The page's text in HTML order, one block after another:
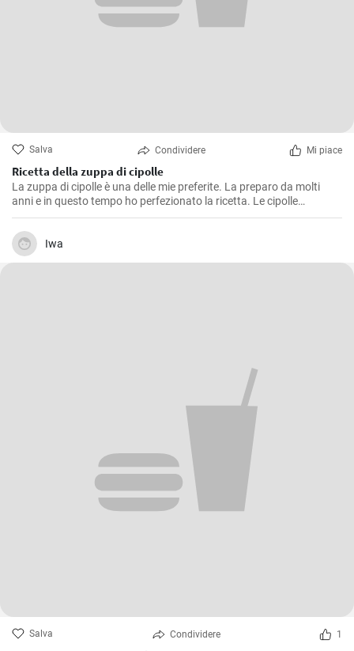
Salva Condividere Mi piace
Ricetta della zuppa di cipolle
La zuppa di cipolle è una delle mie preferite. La preparo da molti
anni e in questo tempo ho perfezionato la ricetta. Le cipolle
aromatiche saltate in padella, la consistenza cremosa e le erbe
fresche lavorano in perfetta armonia in un piatto di zuppa.
Iwa
Salva Condividere 1